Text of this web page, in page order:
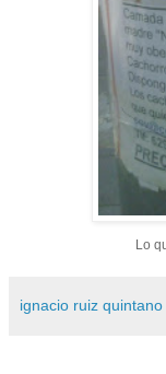
Lo
ignacio ruiz quintano